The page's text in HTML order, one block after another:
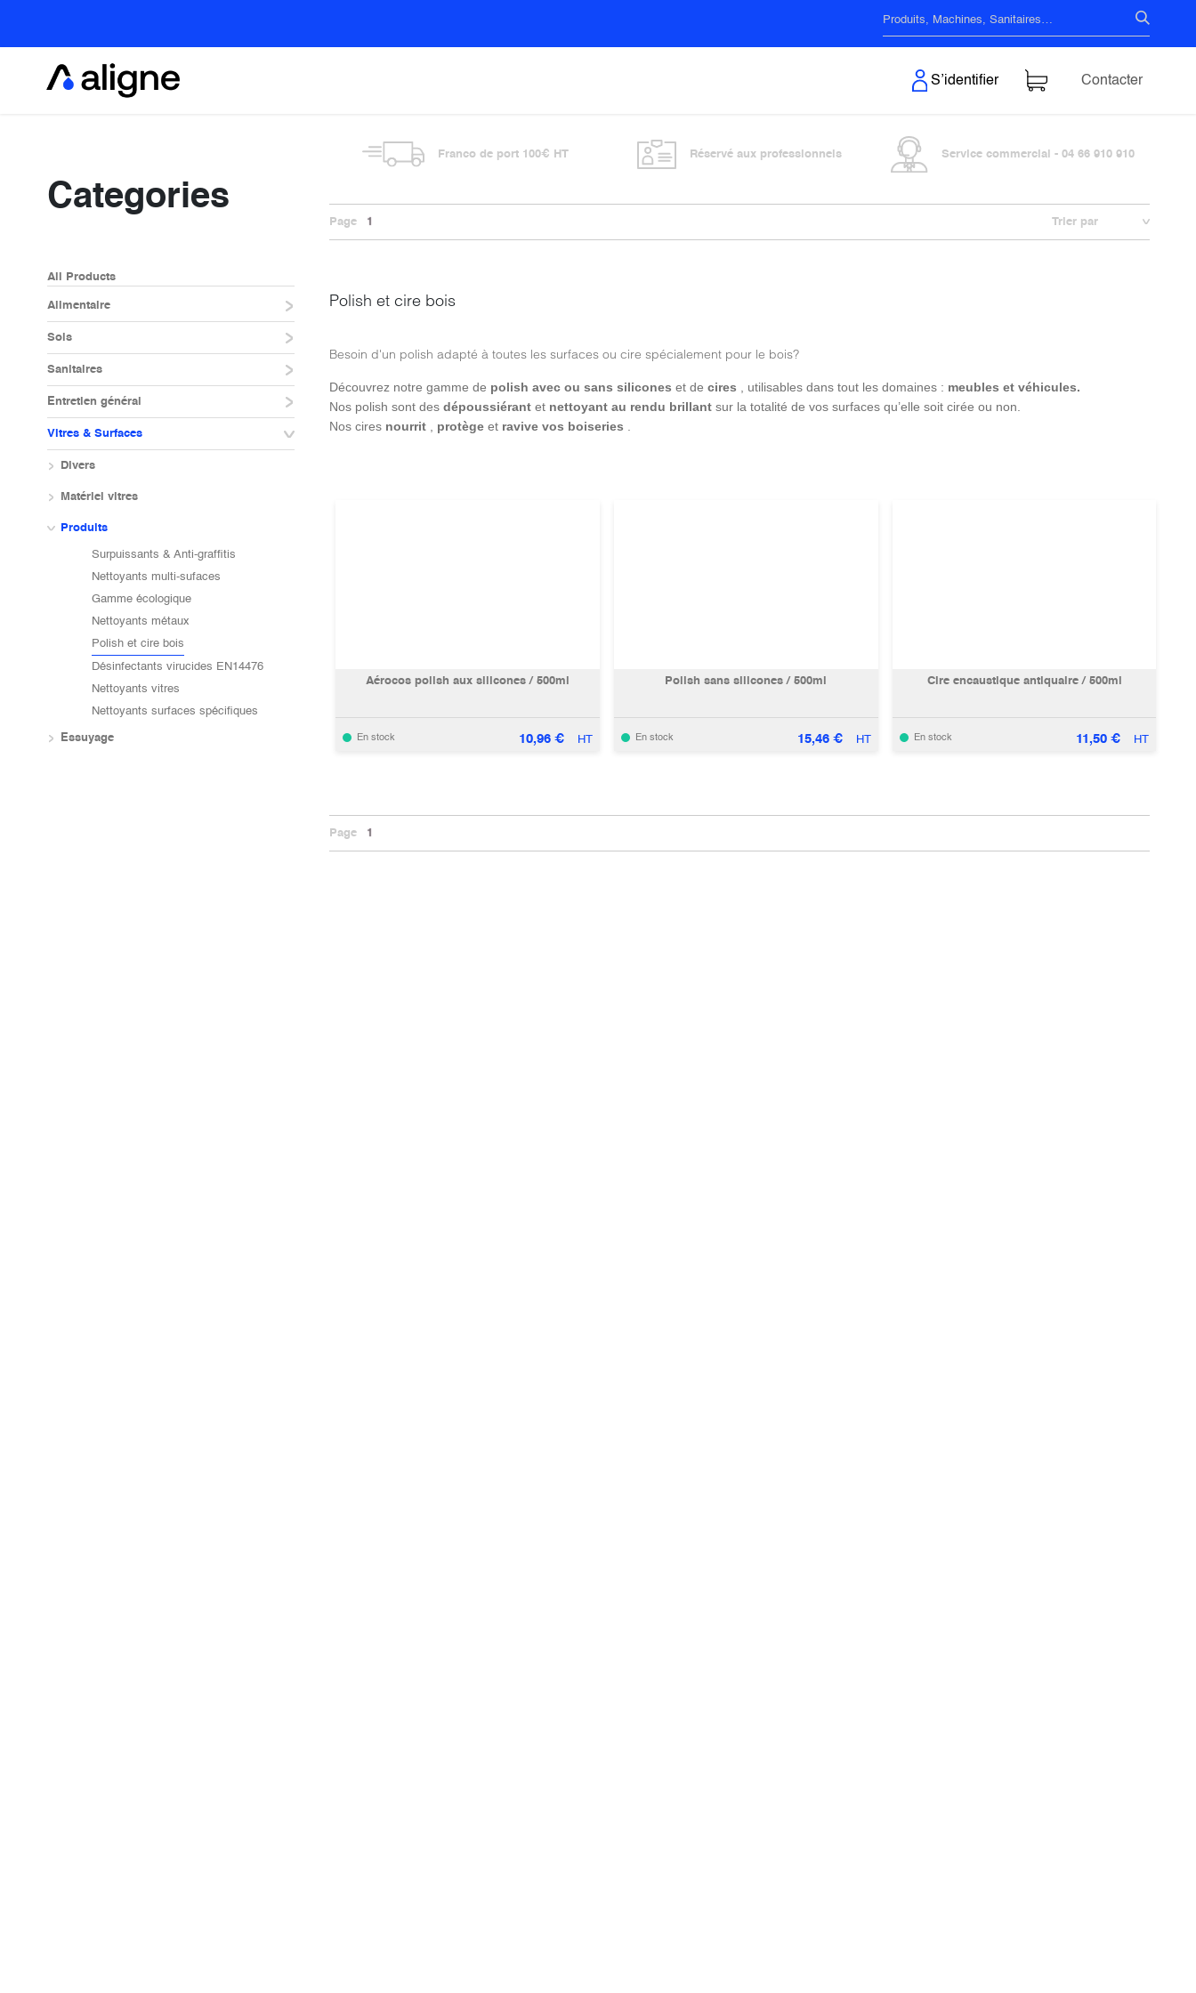
S’identifier Contacter
Categories
All Products
Alimentaire
Sols
Sanitaires
Entretien général
Vitres & Surfaces
Divers
Matériel vitres
Produits
Surpuissants & Anti-graffitis
Nettoyants multi-sufaces
Gamme écologique
Nettoyants métaux
Polish et cire bois
Désinfectants virucides EN14476
Nettoyants vitres
Nettoyants surfaces spécifiques
Essuyage
Franco de port 100€ HT Réservé aux professionnels Service commercial - 04 66 910 910
Page 1 Trier par
Polish et cire bois
Besoin d'un polish adapté à toutes les surfaces ou cire spécialement pour le bois?
Découvrez notre gamme de polish avec ou sans silicones et de cires , utilisables dans tout les domaines : meubles et véhicules.
Nos polish sont des dépoussiérantet nettoyant au rendu brillant sur la totalité de vos surfaces qu’elle soit cirée ou non.
Nos cires nourrit protègeet ravivevos boiseries
Aérocos polish aux silicones / 500ml
En stock 10,96€ HT
Polish sans silicones / 500ml
En stock 15,46€ HT
Cire encaustique antiquaire / 500ml
En stock 11,50 € HT
Page 1